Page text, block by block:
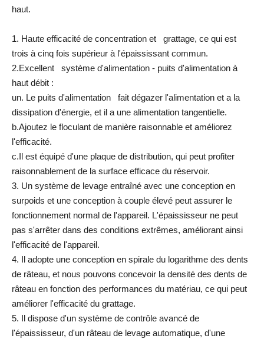
haut.
1. Haute efficacité de concentration et grattage, ce qui est
trois à cinq fois supérieur à l'épaississant commun.
2.Excellent système d'alimentation - puits d'alimentation à
haut débit :
un. Le puits d'alimentation fait dégazer l'alimentation et a la
dissipation d'énergie, et il a une alimentation tangentielle.
b.Ajoutez le floculant de manière raisonnable et améliorez
l'efficacité.
c.Il est équipé d'une plaque de distribution, qui peut profiter
raisonnablement de la surface efficace du réservoir.
3. Un système de levage entraîné avec une conception en
surpoids et une conception à couple élevé peut assurer le
fonctionnement normal de l'appareil. L'épaississeur ne peut
pas s'arrêter dans des conditions extrêmes, améliorant ainsi
l'efficacité de l'appareil.
4. Il adopte une conception en spirale du logarithme des dents
de râteau, et nous pouvons concevoir la densité des dents de
râteau en fonction des performances du matériau, ce qui peut
améliorer l'efficacité du grattage.
5. Il dispose d'un système de contrôle avancé de
l'épaississeur, d'un râteau de levage automatique, d'une